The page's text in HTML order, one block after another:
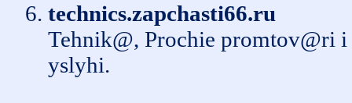
technics.zapchasti66.ru
Tehnik@, Prochie promtov@ri i
yslyhi.